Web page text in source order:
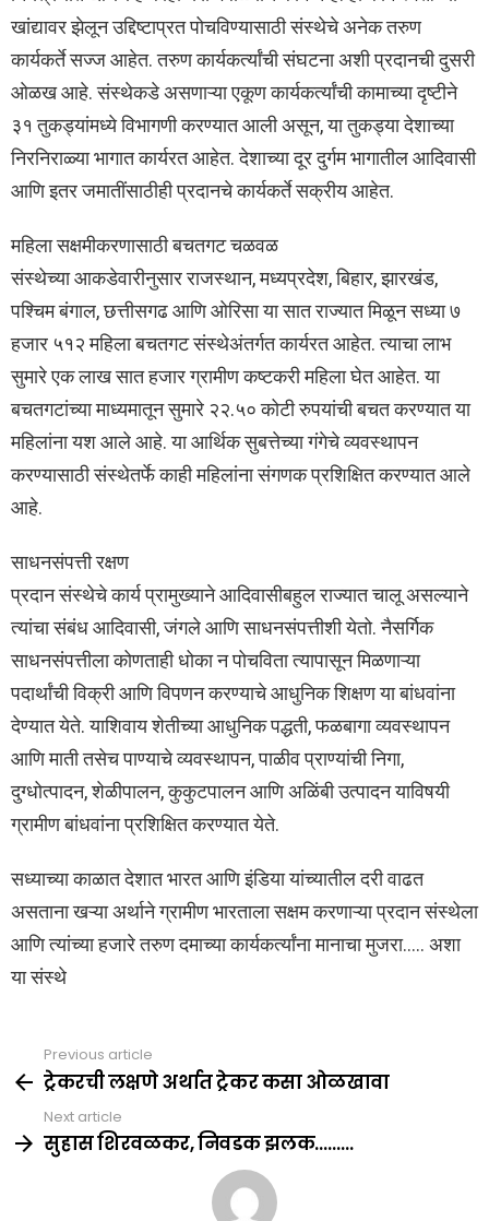
खांद्यावर झेलून उद्दिष्टाप्रत पोचविण्यासाठी संस्थेचे अनेक तरुण
कार्यकर्ते सज्ज आहेत. तरुण कार्यकर्त्यांची संघटना अशी प्रदानची दुसरी
ओळख आहे. संस्थेकडे असणाऱ्या एकूण कार्यकर्त्यांची कामाच्या दृष्टीने
३१ तुकड्यांमध्ये विभागणी करण्यात आली असून, या तुकड्या देशाच्या
निरनिराळ्या भागात कार्यरत आहेत. देशाच्या दूर दुर्गम भागातील आदिवासी
आणि इतर जमातींसाठीही प्रदानचे कार्यकर्ते सक्रीय आहेत.
महिला सक्षमीकरणासाठी बचतगट चळवळ
संस्थेच्या आकडेवारीनुसार राजस्थान, मध्यप्रदेश, बिहार, झारखंड,
पश्‍चिम बंगाल, छत्तीसगढ आणि ओरिसा या सात राज्यात मिळून सध्या ७
हजार ५१२ महिला बचतगट संस्थेअंतर्गत कार्यरत आहेत. त्याचा लाभ
सुमारे एक लाख सात हजार ग्रामीण कष्टकरी महिला घेत आहेत. या
बचतगटांच्या माध्यमातून सुमारे २२.५० कोटी रुपयांची बचत करण्यात या
महिलांना यश आले आहे. या आर्थिक सुबत्तेच्या गंगेचे व्यवस्थापन
करण्यासाठी संस्थेतर्फे काही महिलांना संगणक प्रशिक्षित करण्यात आले
आहे.
साधनसंपत्ती रक्षण
प्रदान संस्थेचे कार्य प्रामुख्याने आदिवासीबहुल राज्यात चालू असल्याने
त्यांचा संबंध आदिवासी, जंगले आणि साधनसंपत्तीशी येतो. नैसर्गिक
साधनसंपत्तीला कोणताही धोका न पोचविता त्यापासून मिळणाऱ्या
पदार्थांची विक्री आणि विपणन करण्याचे आधुनिक शिक्षण या बांधवांना
देण्यात येते. याशिवाय शेतीच्या आधुनिक पद्धती, फळबागा व्यवस्थापन
आणि माती तसेच पाण्याचे व्यवस्थापन, पाळीव प्राण्यांची निगा,
दुग्धोत्पादन, शेळीपालन, कुकुटपालन आणि अळिंबी उत्पादन याविषयी
ग्रामीण बांधवांना प्रशिक्षित करण्यात येते.
सध्याच्या काळात देशात भारत आणि इंडिया यांच्यातील दरी वाढत
असताना खऱ्या अर्थाने ग्रामीण भारताला सक्षम करणाऱ्या प्रदान संस्थेला
आणि त्यांच्या हजारे तरुण दमाच्या कार्यकर्त्यांना मानाचा मुजरा….. अशा
या संस्थे
more
Previous article
ट्रेकरची लक्षणे अर्थात ट्रेकर कसा ओळखावा
Next article
सुहास शिरवळकर, निवडक झलक………